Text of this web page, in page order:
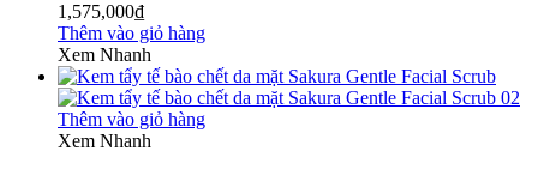
1,575,000₫
Thêm vào giỏ hàng
Xem Nhanh
Thêm vào giỏ hàng
Xem Nhanh